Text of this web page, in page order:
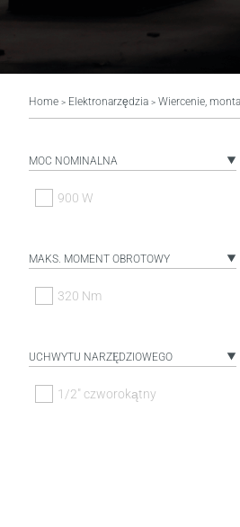
Home > Elektronarzędzia > Wiercenie,
MOC NOMINALNA
900 W
MAKS. MOMENT OBROTOWY
320 Nm
UCHWYTU NARZĘDZIOWEGO
1/2" czworokątny